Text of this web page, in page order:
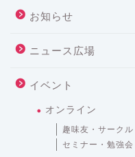
お知らせ
ニュース広場
イベント
オンライン
趣味友・サークル
セミナー・勉強会